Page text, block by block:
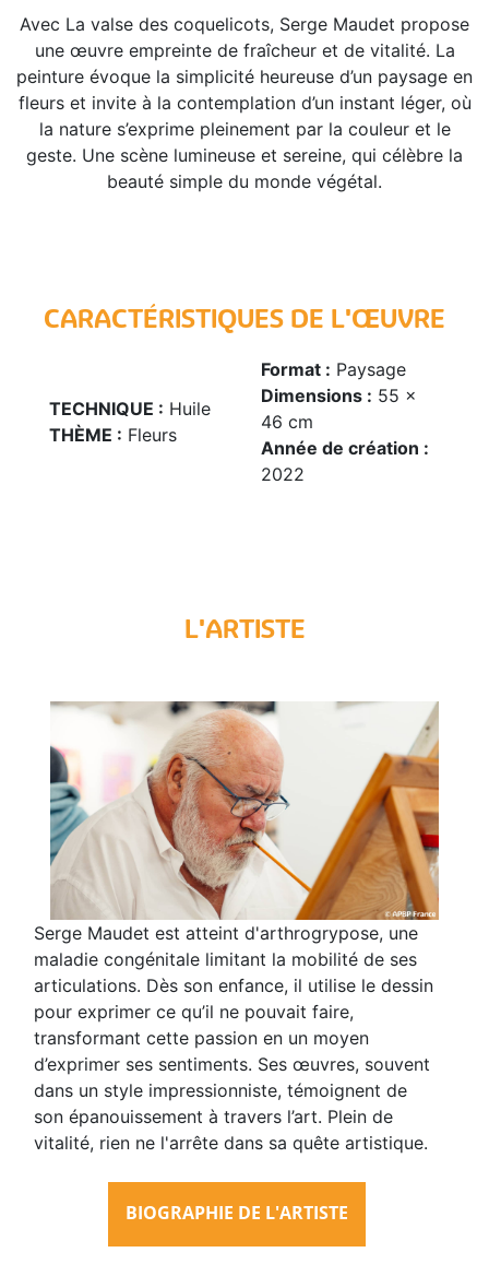
Avec La valse des coquelicots, Serge Maudet propose
une œuvre empreinte de fraîcheur et de vitalité. La
peinture évoque la simplicité heureuse d’un paysage en
fleurs et invite à la contemplation d’un instant léger, où
la nature s’exprime pleinement par la couleur et le
geste. Une scène lumineuse et sereine, qui célèbre la
beauté simple du monde végétal.
CARACTÉRISTIQUES DE L'ŒUVRE
TECHNIQUE : Huile
THÈME : Fleurs
Format : Paysage
Dimensions : 55 x
46 cm
Année de création :
2022
L'ARTISTE
Serge Maudet est atteint d'arthrogrypose, une
maladie congénitale limitant la mobilité de ses
articulations. Dès son enfance, il utilise le dessin
pour exprimer ce qu’il ne pouvait faire,
transformant cette passion en un moyen
d’exprimer ses sentiments. Ses œuvres, souvent
dans un style impressionniste, témoignent de
son épanouissement à travers l’art. Plein de
vitalité, rien ne l'arrête dans sa quête artistique.
BIOGRAPHIE DE L'ARTISTE